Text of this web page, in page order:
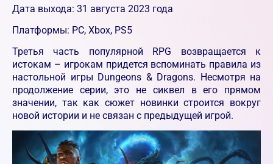
Дата выхода: 31 августа 2023 года
Платформы: PC, Xbox, PS5
Третья часть популярной RPG возвращается к
истокам – игрокам придется вспоминать правила из
настольной игры Dungeons & Dragons. Несмотря на
продолжение серии, это не сиквел в его прямом
значении, так как сюжет новинки строится вокруг
новой истории и не связан с предыдущей игрой.